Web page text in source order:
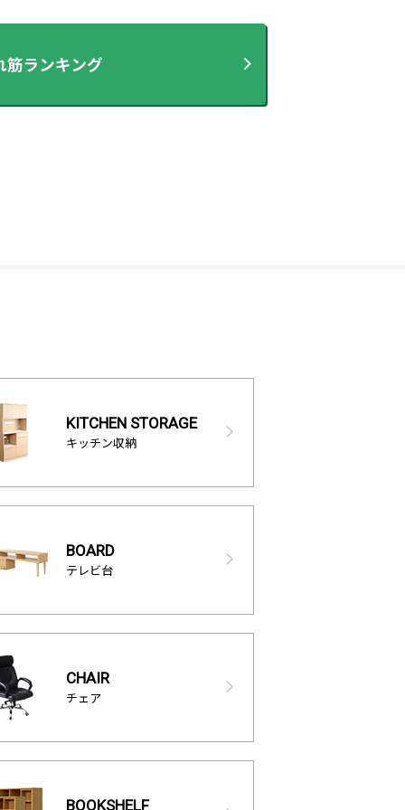
KITCHEN STORAGE
キッチン収納
BOARD
テレビ台
CHAIR
チェア
BOOKSHELF